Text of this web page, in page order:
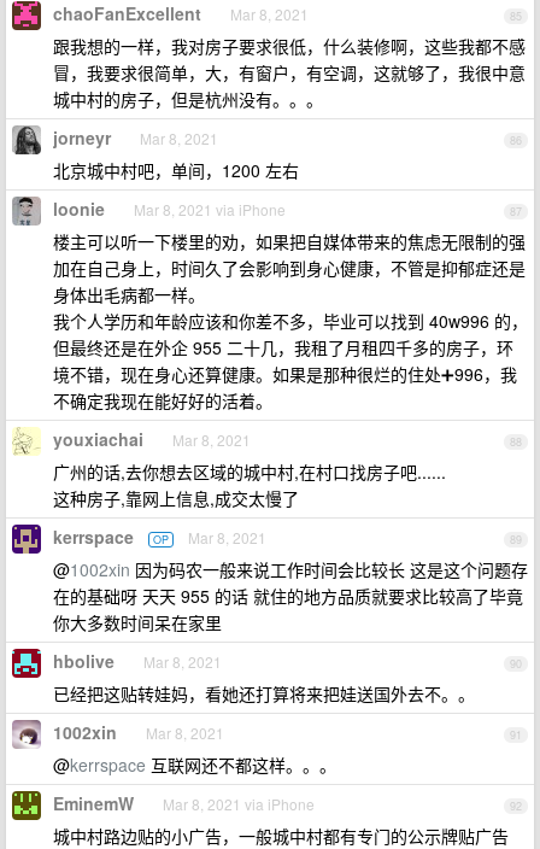
85
chaoFanExcellent Mar 8, 2021
跟我想的一样，我对房子要求很低，什么装修啊，这些我都不感
冒，我要求很简单，大，有窗户，有空调，这就够了，我很中意
城中村的房子，但是杭州没有。。。
86
jorneyr Mar 8, 2021
北京城中村吧，单间，1200 左右
87
loonie Mar 8, 2021 via iPhone
楼主可以听一下楼里的劝，如果把自媒体带来的焦虑无限制的强
加在自己身上，时间久了会影响到身心健康，不管是抑郁症还是
身体出毛病都一样。
我个人学历和年龄应该和你差不多，毕业可以找到 40w996 的，
但最终还是在外企 955 二十几，我租了月租四千多的房子，环
境不错，现在身心还算健康。如果是那种很烂的住处➕996，我
不确定我现在能好好的活着。
88
youxiachai Mar 8, 2021
广州的话,去你想去区域的城中村,在村口找房子吧......
这种房子,靠网上信息,成交太慢了
89
kerrspace OP Mar 8, 2021
@1002xin 因为码农一般来说工作时间会比较长 这是这个问题存
在的基础呀 天天 955 的话 就住的地方品质就要求比较高了毕竟
你大多数时间呆在家里
90
hbolive Mar 8, 2021
已经把这贴转娃妈，看她还打算将来把娃送国外去不。。
91
1002xin Mar 8, 2021
@kerrspace 互联网还不都这样。。。
92
EminemW Mar 8, 2021 via iPhone
城中村路边贴的小广告，一般城中村都有专门的公示牌贴广告